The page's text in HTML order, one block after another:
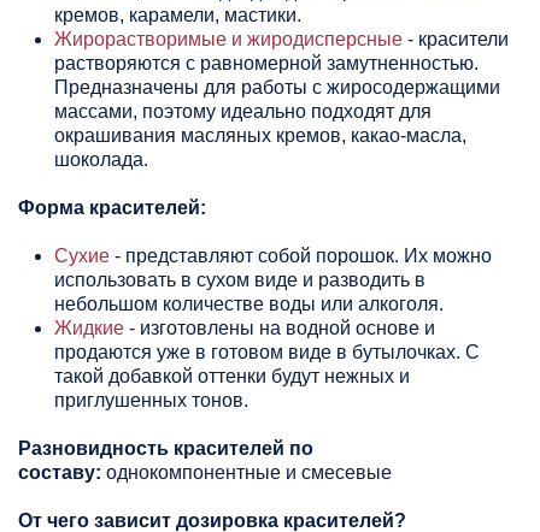
кремов, карамели, мастики.
Жирорастворимые и жиродисперсные - красители
растворяются с равномерной замутненностью.
Предназначены для работы с жиросодержащими
массами, поэтому идеально подходят для
окрашивания масляных кремов, какао-масла,
шоколада.
Форма красителей:
Сухие - представляют собой порошок. Их можно
использовать в сухом виде и разводить в
небольшом количестве воды или алкоголя.
Жидкие - изготовлены на водной основе и
продаются уже в готовом виде в бутылочках. С
такой добавкой оттенки будут нежных и
приглушенных тонов.
Разновидность красителей по
составу: однокомпонентные и смесевые
От чего зависит дозировка красителей?